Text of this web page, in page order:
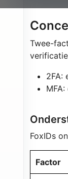
Twee-
2FA:
FoxIDs
Factor